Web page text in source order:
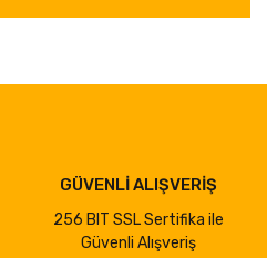
GÜVENLİ ALIŞVERİŞ
256 BIT SSL Sertifika ile
Güvenli Alışveriş